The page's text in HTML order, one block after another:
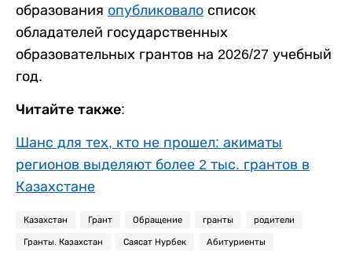
образования опубликовало список
обладателей государственных
образовательных грантов на 2026/27 учебный
год.
Читайте также:
Шанс для тех, кто не прошел: акиматы
регионов выделяют более 2 тыс. грантов в
Казахстане
Казахстан Грант Обращение гранты родители
Гранты. Казахстан Саясат Нурбек Абитуриенты